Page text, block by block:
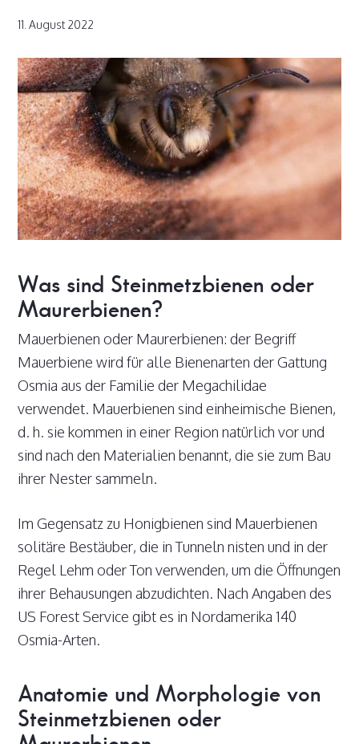
11. August 2022
Was sind Steinmetzbienen oder
Maurerbienen?
Mauerbienen oder Maurerbienen: der Begriff
Mauerbiene wird für alle Bienenarten der Gattung
Osmia aus der Familie der Megachilidae
verwendet. Mauerbienen sind einheimische Bienen,
d. h. sie kommen in einer Region natürlich vor und
sind nach den Materialien benannt, die sie zum Bau
ihrer Nester sammeln.
Im Gegensatz zu Honigbienen sind Mauerbienen
solitäre Bestäuber, die in Tunneln nisten und in der
Regel Lehm oder Ton verwenden, um die Öffnungen
ihrer Behausungen abzudichten. Nach Angaben des
US Forest Service gibt es in Nordamerika 140
Osmia-Arten.
Anatomie und Morphologie von
Steinmetzbienen oder